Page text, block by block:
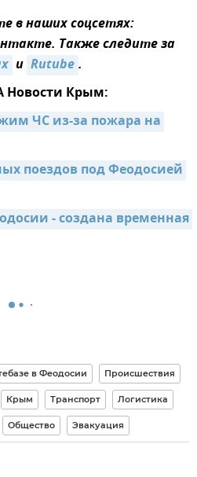
в наших соцсетях:
Также следите за
и Rutube.
Новости Крым:
ЧС из-за пожара на
поездов под Феодосией
- создана временная
в Феодосии Происшествия
Крым Транспорт Логистика
Общество Эвакуация